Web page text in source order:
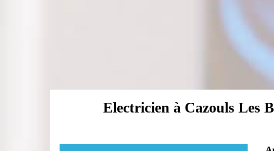
Electricien à Cazouls Les